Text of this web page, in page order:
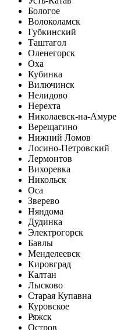
Бологое
Волоколамск
Губкинский
Таштагол
Оленегорск
Оха
Кубинка
Вилючинск
Нелидово
Нерехта
Николаевск-на-Амуре
Верещагино
Нижний Ломов
Лосино-Петровский
Лермонтов
Вихоревка
Никольск
Оса
Зверево
Няндома
Дудинка
Электрогорск
Бавлы
Менделеевск
Кировград
Калтан
Лысково
Старая Купавна
Куровское
Ряжск
Остров